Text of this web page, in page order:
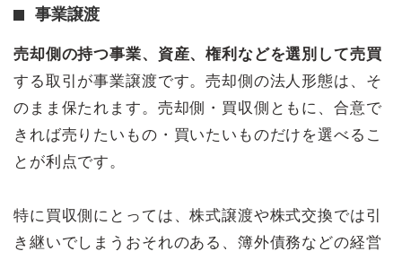
事業譲渡
売却側の持つ事業、資産、権利などを選別して売買
する取引が事業譲渡です。売却側の法人形態は、そ
のまま保たれます。売却側・買収側ともに、合意で
きれば売りたいもの・買いたいものだけを選べるこ
とが利点です。
特に買収側にとっては、株式譲渡や株式交換では引
き継いでしまうおそれのある、簿外債務などの経営